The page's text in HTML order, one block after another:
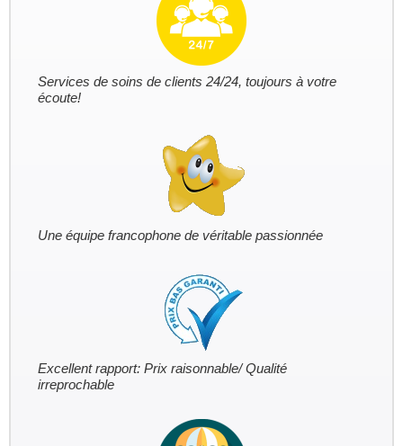
Services de soins de clients 24/24, toujours à votre
écoute!
Une équipe francophone de véritable passionnée
Excellent rapport: Prix raisonnable/ Qualité
irreprochable